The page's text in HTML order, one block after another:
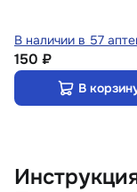
В наличии в 57
150 ₽
В